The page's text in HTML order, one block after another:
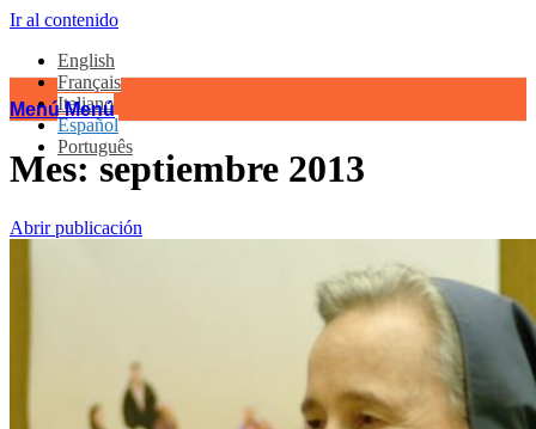
Ir al contenido
English
Français
Italiano
Español
Português
MenúMenú
Mes:septiembre 2013
Abrir publicación